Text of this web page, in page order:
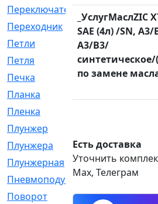
Переключатель
[36]
Переходник
[4]
Петли
[23]
Петля
[3]
Печка
[3]
Планка
Пленка
Плунжер
Плунжера
[64]
Плунжерная
[91]
Пневмоподушка
[2]
Поворот
[12]
_УслугМаслZIC
SAE (4л) /SN, A3/
A3/B3/
синтетическое/
по замене
Есть доставка
Уточнить
Max, Телеграм